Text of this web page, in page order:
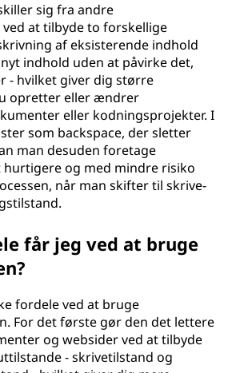
sig fra andre
at tilbyde to forskellige
af eksisterende indhold
indhold uden at påvirke det,
- hvilket giver dig større
opretter eller ændrer
eller kodningsprojekter. I
som backspace, der sletter
man desuden foretage
og med mindre risiko
når man skifter til skrive-
får jeg ved at bruge
fordele ved at bruge
For det første gør den det lettere
og websider ved at tilbyde
- skrivetilstand og